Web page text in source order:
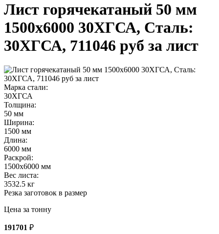
Лист горячекатаный 50 мм
1500х6000 30ХГСА, Сталь:
30ХГСА, 711046 руб за лист
Марка стали:
30ХГСА
Толщина:
50 мм
Ширина:
1500 мм
Длина:
6000 мм
Раскрой:
1500х6000 мм
Вес листа:
3532.5 кг
Резка заготовок в размер
Цена за тонну
191701 ₽